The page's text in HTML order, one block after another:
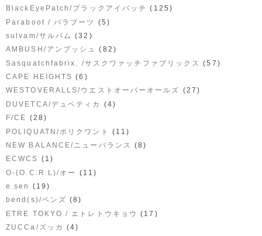
BlackEyePatch/ブラックアイパッチ (125)
Paraboot / パラブーツ
(5)
sulvam/サルバム (32)
AMBUSH/アンブッシュ
(82)
Sasquatchfabrix. /サスクワァッチファブリックス (57)
CAPE HEIGHTS (6)
WESTOVERALLS/ウエストオーバーオールズ (27)
DUVETCA/デュベティカ
(4)
F/CE (28)
POLIQUATN/ポリクワント
(11)
NEW BALANCE/ニューバランス (8)
ECWCS (1)
O-(O.C.R.L)/オー
(11)
e.sen
(19)
bend(s)/ベンズ (8)
ETRE TOKYO / エトレトウキョウ (17)
ZUCCa/ズッカ
(4)